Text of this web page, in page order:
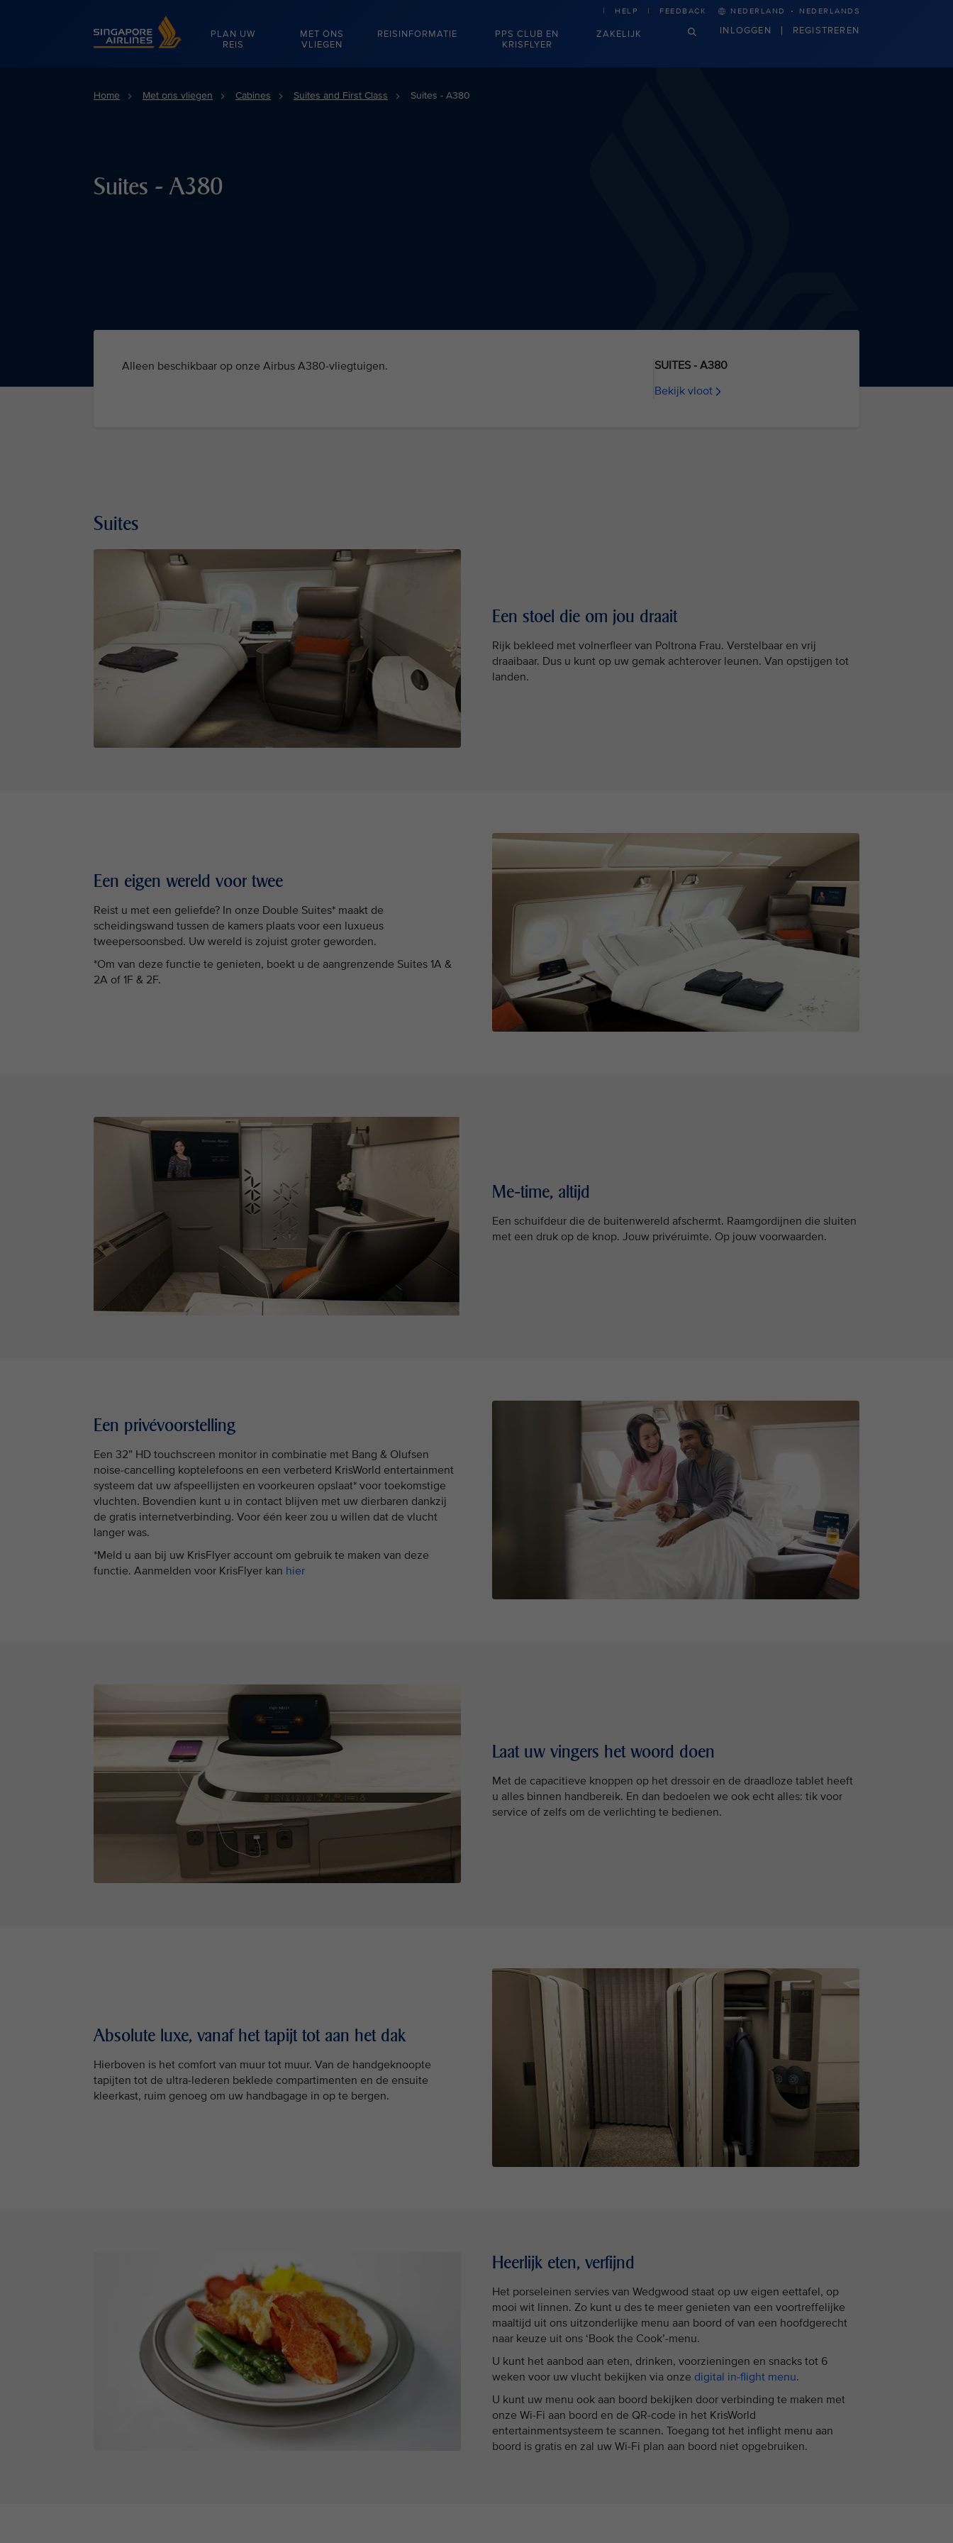
Singapore Airlines Home
PLAN UW
REIS
MET ONS
VLIEGEN
REISINFORMATIE
PPS CLUB EN
KRISFLYER
ZAKELIJK
HELP FEEDBACK NEDERLAND · NEDERLANDS
INLOGGEN REGISTREREN
Home Met ons vliegen Cabines Suites and First Class Suites - A380
Suites - A380
Alleen beschikbaar op onze Airbus A380-vliegtuigen.
SUITES - A380
Bekijk vloot
Suites
Een stoel die om jou draait
Rijk bekleed met volnerfleer van Poltrona Frau. Verstelbaar en vrij
draaibaar. Dus u kunt op uw gemak achterover leunen. Van opstijgen tot
landen.
Een eigen wereld voor twee
Reist u met een geliefde? In onze Double Suites* maakt de
scheidingswand tussen de kamers plaats voor een luxueus
tweepersoonsbed. Uw wereld is zojuist groter geworden.
*Om van deze functie te genieten, boekt u de aangrenzende Suites 1A &
2A of 1F & 2F.
Me-time, altijd
Een schuifdeur die de buitenwereld afschermt. Raamgordijnen die sluiten
met een druk op de knop. Jouw privéruimte. Op jouw voorwaarden.
Een privévoorstelling
Een 32” HD touchscreen monitor in combinatie met Bang & Olufsen
noise-cancelling koptelefoons en een verbeterd KrisWorld entertainment
systeem dat uw afspeellijsten en voorkeuren opslaat* voor toekomstige
vluchten. Bovendien kunt u in contact blijven met uw dierbaren dankzij
de gratis internetverbinding. Voor één keer zou u willen dat de vlucht
langer was.
*Meld u aan bij uw KrisFlyer account om gebruik te maken van deze
functie. Aanmelden voor KrisFlyer kan hier
Laat uw vingers het woord doen
Met de capacitieve knoppen op het dressoir en de draadloze tablet heeft
u alles binnen handbereik. En dan bedoelen we ook echt alles: tik voor
service of zelfs om de verlichting te bedienen.
Absolute luxe, vanaf het tapijt tot aan het dak
Hierboven is het comfort van muur tot muur. Van de handgeknoopte
tapijten tot de ultra-lederen beklede compartimenten en de ensuite
kleerkast, ruim genoeg om uw handbagage in op te bergen.
Heerlijk eten, verfijnd
Het porseleinen servies van Wedgwood staat op uw eigen eettafel, op
mooi wit linnen. Zo kunt u des te meer genieten van een voortreffelijke
maaltijd uit ons uitzonderlijke menu aan boord of van een hoofdgerecht
naar keuze uit ons ‘Book the Cook’-menu.
U kunt het aanbod aan eten, drinken, voorzieningen en snacks tot 6
weken voor uw vlucht bekijken via onze digital in-flight menu.
U kunt uw menu ook aan boord bekijken door verbinding te maken met
onze Wi-Fi aan boord en de QR-code in het KrisWorld
entertainmentsysteem te scannen. Toegang tot het inflight menu aan
boord is gratis en zal uw Wi-Fi plan aan boord niet opgebruiken.